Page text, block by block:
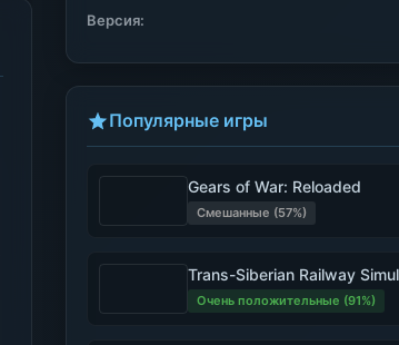
Версия:
Популярные игры
Gears of War: Reloaded
Смешанные (57%)
Trans-Siberian Railway
Очень положительные (91%)